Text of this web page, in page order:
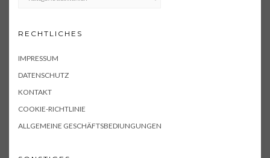
RECHTLICHES
IMPRESSUM
DATENSCHUTZ
KONTAKT
COOKIE-RICHTLINIE
ALLGEMEINE GESCHÄFTSBEDIUNGUNGEN